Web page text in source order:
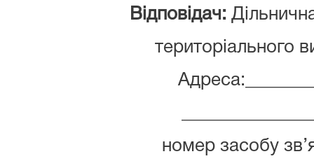
Відповідач:
територіального
номер засобу